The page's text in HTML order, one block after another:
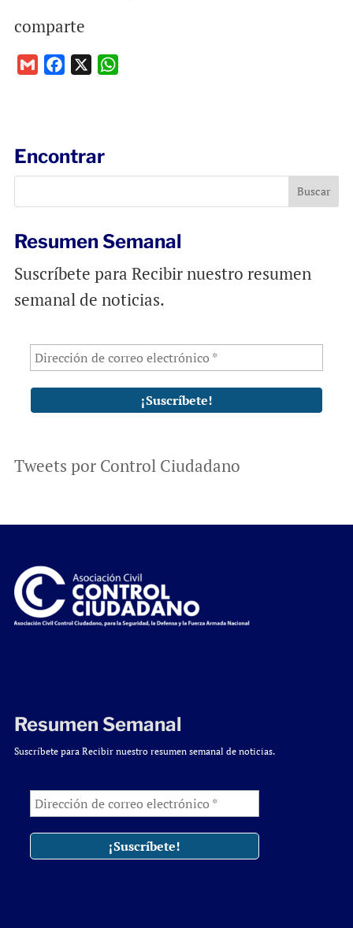
comparte
o
k
p
Encontrar
Resumen Semanal
Suscríbete para Recibir nuestro resumen
semanal de noticias.
Tweets por Control Ciudadano
Resumen Semanal
Suscríbete para Recibir nuestro resumen semanal de noticias.